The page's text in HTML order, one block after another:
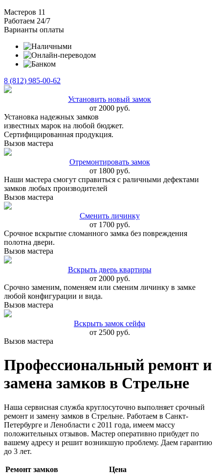
Мастеров 11
Работаем 24/7
Варианты оплаты
8 (812) 985-00-62
Установить новый замок
от 2000 руб.
Установка надежных замков
известных марок на любой бюджет.
Сертифицированная продукция.
Вызов мастера
Отремонтировать замок
от 1800 руб.
Наши мастера смогут справиться с раличными дефектами
замков любых производителей
Вызов мастера
Сменить личинку
от 1700 руб.
Срочное вскрытие сломанного замка без повреждения
полотна двери.
Вызов мастера
Вскрыть дверь квартиры
от 2000 руб.
Срочно заменим, поменяем или сменим личинку в замке
любой конфигурации и вида.
Вызов мастера
Вскрыть замок сейфа
от 2500 руб.
Вызов мастера
Профессиональный ремонт и
замена замков в Стрельне
Наша сервисная служба круглосуточно выполняет срочный
ремонт и замену замков в Стрельне. Работаем в Санкт-
Петербурге и Ленобласти с 2011 года, имеем массу
положительных отзывов. Мастер оперативно прибудет по
вашему адресу и решит возникшую проблему. Даем гарантию
до 3 лет.
Ремонт замков
Цена